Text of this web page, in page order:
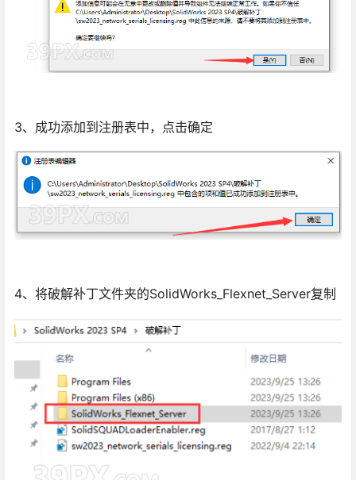
3、成功添加到注册表中，点击确定
4、将破解补丁文件夹的SolidWorks_Flexnet_Server复制